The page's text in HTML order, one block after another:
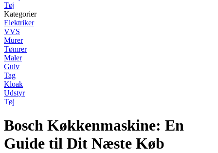
Tøj
Kategorier
Elektriker
VVS
Murer
Tømrer
Maler
Gulv
Tag
Kloak
Udstyr
Tøj
Bosch Køkkenmaskine: En
Guide til Dit Næste Køb